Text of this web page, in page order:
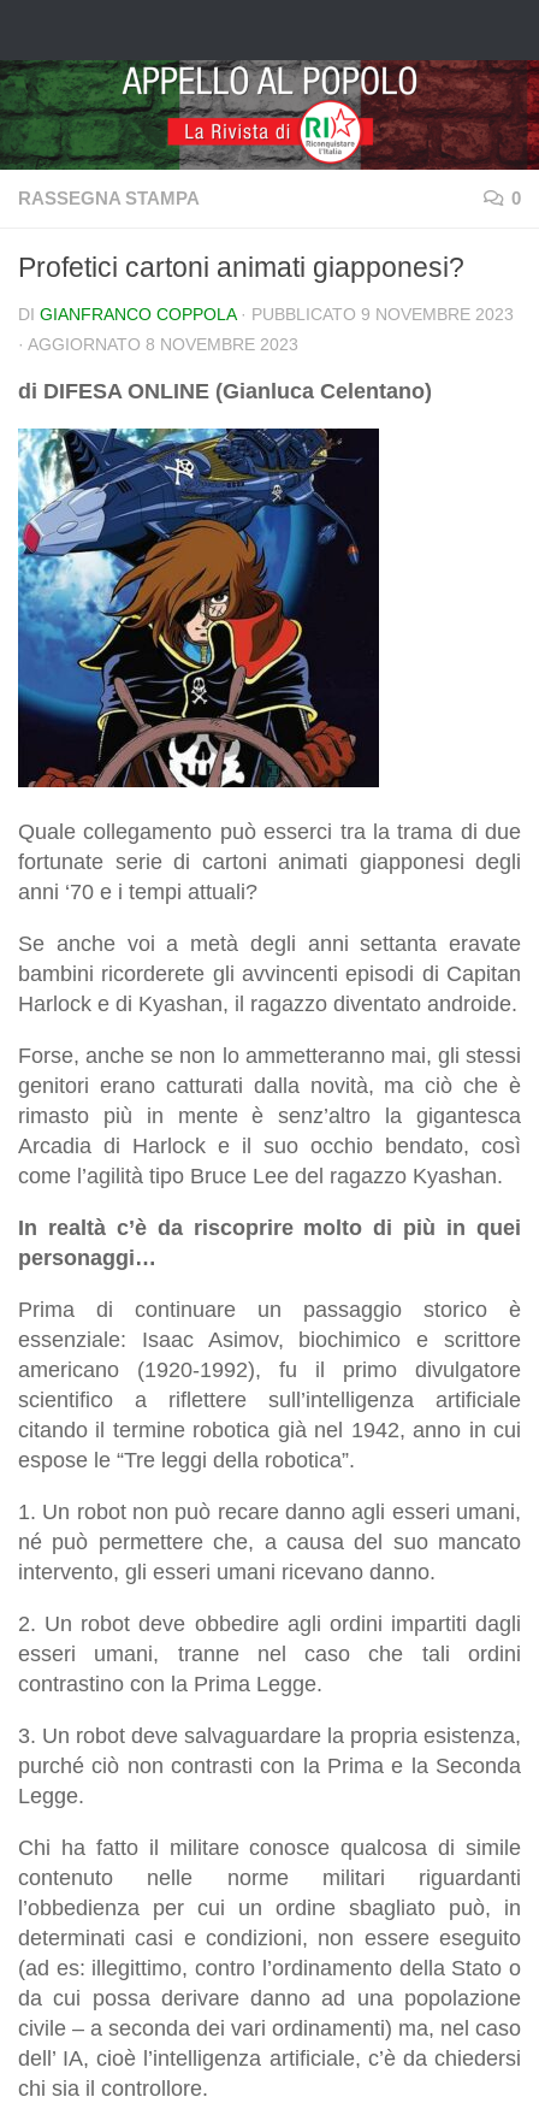
RASSEGNA STAMPA 0
Profetici cartoni animati giapponesi?
DI GIANFRANCO COPPOLA · PUBBLICATO 9 NOVEMBRE 2023
· AGGIORNATO 8 NOVEMBRE 2023
di DIFESA ONLINE (Gianluca Celentano)
Quale collegamento può esserci tra la trama di due
fortunate serie di cartoni animati giapponesi degli
anni ‘70 e i tempi attuali?
Se anche voi a metà degli anni settanta eravate
bambini ricorderete gli avvincenti episodi di Capitan
Harlock e di Kyashan, il ragazzo diventato androide.
Forse, anche se non lo ammetteranno mai, gli stessi
genitori erano catturati dalla novità, ma ciò che è
rimasto più in mente è senz’altro la gigantesca
Arcadia di Harlock e il suo occhio bendato, così
come l’agilità tipo Bruce Lee del ragazzo Kyashan.
In realtà c’è da riscoprire molto di più in quei
personaggi…
Prima di continuare un passaggio storico è
essenziale: Isaac Asimov, biochimico e scrittore
americano (1920-1992), fu il primo divulgatore
scientifico a riflettere sull’intelligenza artificiale
citando il termine robotica già nel 1942, anno in cui
espose le “Tre leggi della robotica”.
1. Un robot non può recare danno agli esseri umani,
né può permettere che, a causa del suo mancato
intervento, gli esseri umani ricevano danno.
2. Un robot deve obbedire agli ordini impartiti dagli
esseri umani, tranne nel caso che tali ordini
contrastino con la Prima Legge.
3. Un robot deve salvaguardare la propria esistenza,
purché ciò non contrasti con la Prima e la Seconda
Legge.
Chi ha fatto il militare conosce qualcosa di simile
contenuto nelle norme militari riguardanti
l’obbedienza per cui un ordine sbagliato può, in
determinati casi e condizioni, non essere eseguito
(ad es: illegittimo, contro l’ordinamento della Stato o
da cui possa derivare danno ad una popolazione
civile – a seconda dei vari ordinamenti) ma, nel caso
dell’ IA, cioè l’intelligenza artificiale, c’è da chiedersi
chi sia il controllore.